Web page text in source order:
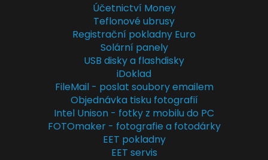
Účetnictví Money
Teflonové ubrusy
Registrační pokladny Euro
Solární panely
USB disky a flashdisky
iDoklad
FileMail - poslat soubory emailem
Objednávka tisku fotografií
Intel Unison - fotky z mobilu do PC
FOTOmaker - fotografie a fotodárky
EET pokladny
EET servis